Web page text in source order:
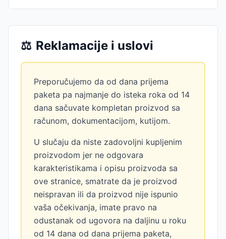
⚖️ Reklamacije i uslovi
Preporučujemo da od dana prijema
paketa pa najmanje do isteka roka od 14
dana sačuvate kompletan proizvod sa
računom, dokumentacijom, kutijom.
U slučaju da niste zadovoljni kupljenim
proizvodom jer ne odgovara
karakteristikama i opisu proizvoda sa
ove stranice, smatrate da je proizvod
neispravan ili da proizvod nije ispunio
vaša očekivanja, imate pravo na
odustanak od ugovora na daljinu u roku
od 14 dana od dana prijema paketa,